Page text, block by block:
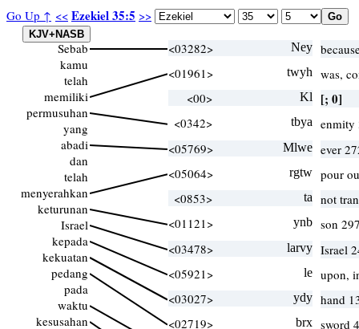
Go Up ↑ << Ezekiel 35:5 >>
Sebab
kamu
telah
memiliki
permusuhan
yang
abadi
dan
telah
menyerahkan
keturunan
Israel
kepada
kekuatan
pedang
pada
waktu
kesusahan
<03282> Ney
<01961>
twyh
was,
<00>
Kl [; 0]
<0342> tbya
enmity
<05769>
Mlwe ever
<05064>
rgtw pour
<0853>
ta
not
<01121>
ynb son
<03478>
larvy Israel
<05921>
le upon,
<03027>
ydy hand
<02719>
brx sword